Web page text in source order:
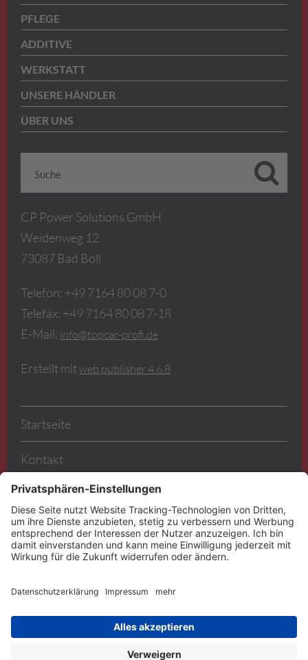
PFLEGE
ADDITIVE
WERKSTATT
UNSERE HÄNDLER
ÜBER UNS
CP Power Solutions GmbH
Weidenweg 12
73087 Bad Boll
Telefon: +49 7164 80 08 7-0
Telefax: +49 7164 80 08 7-18
E-Mail: info@topcar-profi.de
Erstellt mitweb.publisher 4.6.8
Startseite
Kontakt
Sitemap
Datenschutz
AGB
Impressum